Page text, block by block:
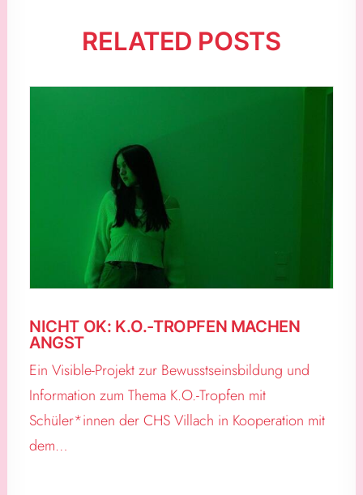
RELATED POSTS
NICHT OK: K.O.-TROPFEN MACHEN
ANGST
Ein Visible-Projekt zur Bewusstseinsbildung und
Information zum Thema K.O.-Tropfen mit
Schüler*innen der CHS Villach in Kooperation mit
dem…